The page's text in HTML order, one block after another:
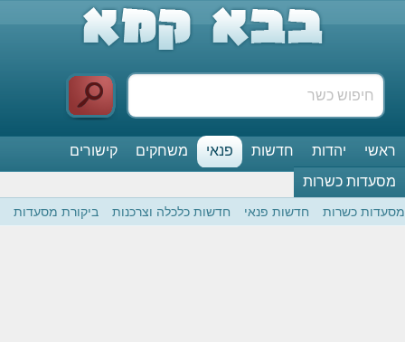
ראשי יהדות חדשות פנאי משחקים
קישורים
מסעדות כשרות
מסעדות כשרות חדשות פנאי חדשות כלכלה וצרכנות ביקורת מסעדות